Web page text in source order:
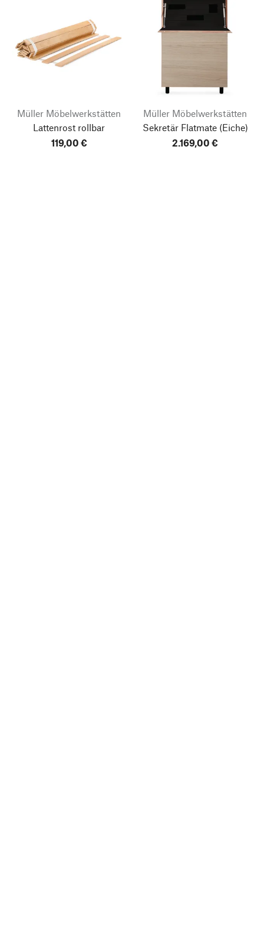
Müller Möbelwerkstätten
Lattenrost rollbar
119,00 €
Müller Möbelwerkstätten
Sekretär Flatmate(Eiche)
2.169,00 €